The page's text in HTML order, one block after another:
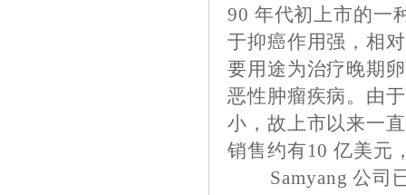
90 年代初上市的一
于抑癌作用强，相
要用途为治疗晚期
恶性肿瘤疾病。由
小，故上市以来一
销售约有10 亿美元
Samyang 公司已